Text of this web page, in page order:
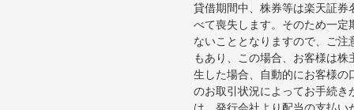
貸借期間中、株券等は楽天証
べて喪失します。そのため一
ないこととなりますので、ご
もあり、この場合、お客様は
生した場合、自動的にお客様
のお取引状況によってお手続